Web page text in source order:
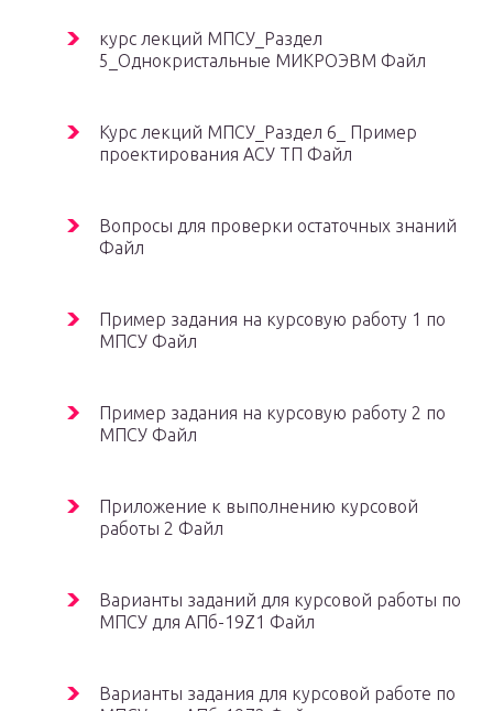
курс лекций МПСУ_Раздел
5_Однокристальные МИКРОЭВМ Файл
Курс лекций МПСУ_Раздел 6_ Пример
проектирования АСУ ТП Файл
Вопросы для проверки остаточных знаний
Файл
Пример задания на курсовую работу 1 по
МПСУ Файл
Пример задания на курсовую работу 2 по
МПСУ Файл
Приложение к выполнению курсовой
работы 2 Файл
Варианты заданий для курсовой работы по
МПСУ для АПб-19Z1 Файл
Варианты задания для курсовой работе по